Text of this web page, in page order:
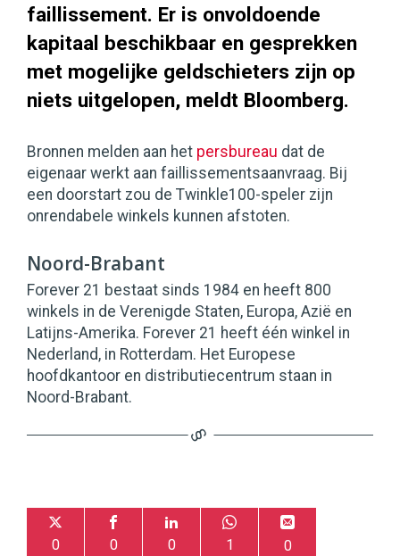
faillissement. Er is onvoldoende
kapitaal beschikbaar en gesprekken
met mogelijke geldschieters zijn op
niets uitgelopen, meldt Bloomberg.
Bronnen melden aan het persbureau dat de
eigenaar werkt aan faillissementsaanvraag. Bij
een doorstart zou de Twinkle100-speler zijn
onrendabele winkels kunnen afstoten.
Noord-Brabant
Forever 21 bestaat sinds 1984 en heeft 800
winkels in de Verenigde Staten, Europa, Azië en
Latijns-Amerika. Forever 21 heeft één winkel in
Nederland, in Rotterdam. Het Europese
hoofdkantoor en distributiecentrum staan in
Noord-Brabant.
0 0 0 1 0